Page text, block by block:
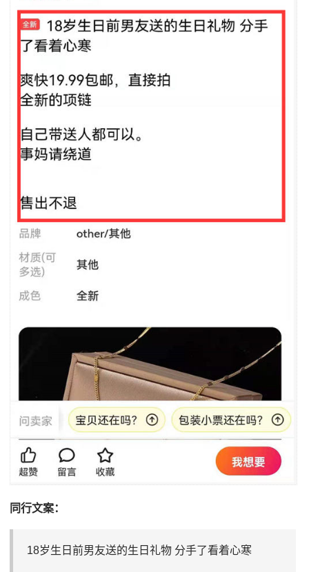
同行文案：
18岁生日前男友送的生日礼物 分手了看着心寒